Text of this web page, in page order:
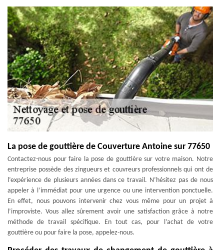
La pose de gouttière de Couverture Antoine sur 77650
Contactez-nous pour faire la pose de gouttière sur votre maison. Notre
entreprise possède des zingueurs et couvreurs professionnels qui ont de
l’expérience de plusieurs années dans ce travail. N’hésitez pas de nous
appeler à l’immédiat pour une urgence ou une intervention ponctuelle.
En effet, nous pouvons intervenir chez vous même pour un projet à
l’improviste. Vous allez sûrement avoir une satisfaction grâce à notre
méthode de travail spécifique. En tout cas, pour l’achat de votre
gouttière ou pour faire la pose, appelez-nous.